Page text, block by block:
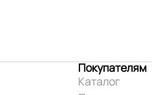
Покупателям
Каталог